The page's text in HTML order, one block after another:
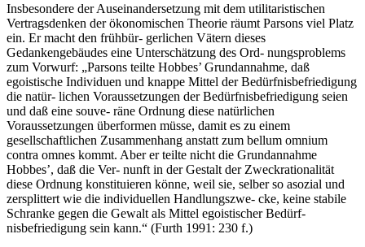
Insbesondere der Auseinandersetzung mit dem utilitaristischen
Vertragsdenken der ökonomischen Theorie räumt Parsons viel Platz
ein. Er macht den frühbür- gerlichen Vätern dieses
Gedankengebäudes eine Unterschätzung des Ord- nungsproblems
zum Vorwurf: „Parsons teilte Hobbes’ Grundannahme, daß
egoistische Individuen und knappe Mittel der Bedürfnisbefriedigung
die natür- lichen Voraussetzungen der Bedürfnisbefriedigung seien
und daß eine souve- räne Ordnung diese natürlichen
Voraussetzungen überformen müsse, damit es zu einem
gesellschaftlichen Zusammenhang anstatt zum bellum omnium
contra omnes kommt. Aber er teilte nicht die Grundannahme
Hobbes’, daß die Ver- nunft in der Gestalt der Zweckrationalität
diese Ordnung konstituieren könne, weil sie, selber so asozial und
zersplittert wie die individuellen Handlungszwe- cke, keine stabile
Schranke gegen die Gewalt als Mittel egoistischer Bedürf-
nisbefriedigung sein kann.“ (Furth 1991: 230 f.)